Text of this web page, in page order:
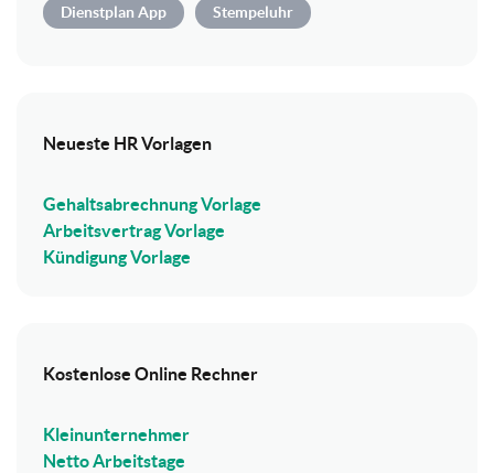
Dienstplan App Stempeluhr
Neueste HR Vorlagen
Gehaltsabrechnung Vorlage
Arbeitsvertrag Vorlage
Kündigung Vorlage
Kostenlose Online Rechner
Kleinunternehmer
Netto Arbeitstage